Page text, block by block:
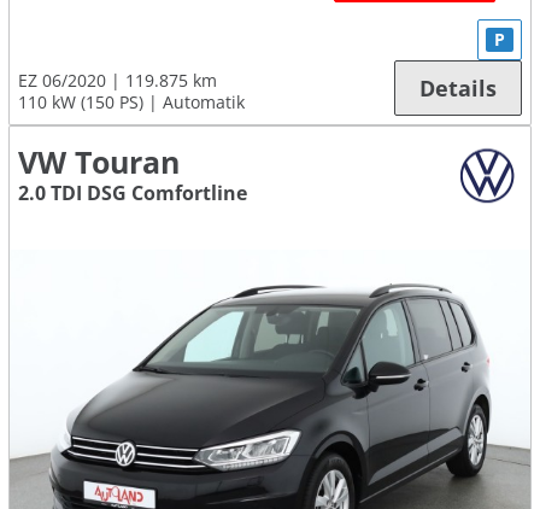
EZ 06/2020
119.875 km
110 kW (150 PS)
Automatik
P
Details
VW Touran
2.0 TDI DSG Comfortline